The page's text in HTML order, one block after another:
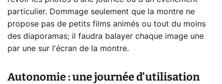
particulier. Dommage seulement que la montre ne
propose pas de petits films animés ou tout du moins
des diaporamas; il faudra balayer chaque image une
par une sur l'écran de la montre.
Autonomie : une journée d'utilisation